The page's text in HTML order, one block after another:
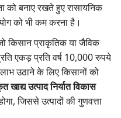
को बनाए रखते हुए रासायनिक
को भी कम करना है।
किसान प्राकृतिक या जैविक
एकड़ प्रति वर्ष 10,000 रुपये
उठाने के लिए किसानों को
उत्पाद निर्यात विकास
जिससे उत्पादों की गुणवत्ता